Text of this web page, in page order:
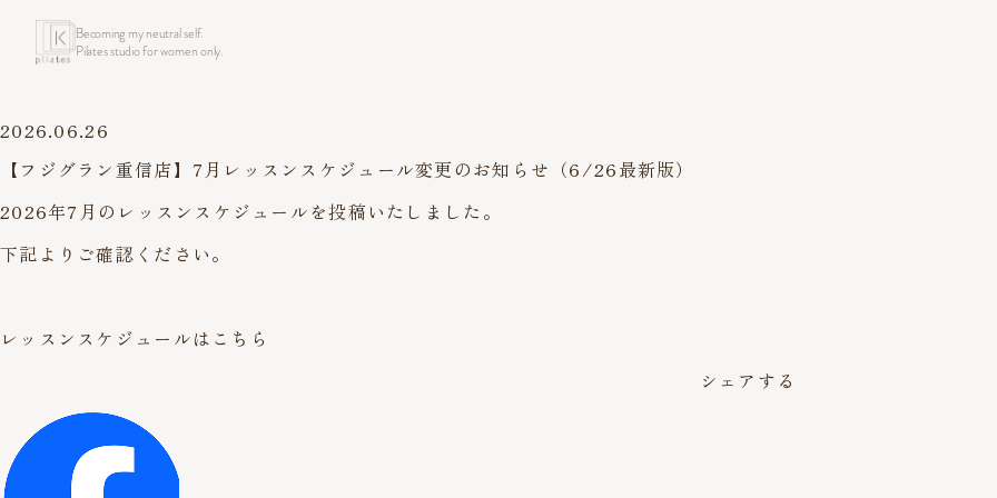
Becoming my neutral self.
Pilates studio for women only.
2026.06.26
【フジグラン重信店】7月レッスンスケジュール変更のお知らせ（6/26最新版）
2026年7月のレッスンスケジュールを投稿いたしました。
下記よりご確認ください。
レッスンスケジュールはこちら
シェアする